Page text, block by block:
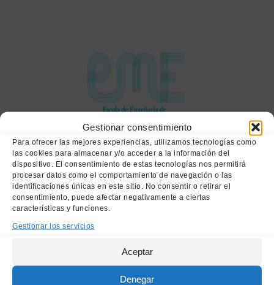
Gestionar consentimiento
Para ofrecer las mejores experiencias, utilizamos tecnologías como
las cookies para almacenar y/o acceder a la información del
dispositivo. El consentimiento de estas tecnologías nos permitirá
procesar datos como el comportamiento de navegación o las
identificaciones únicas en este sitio. No consentir o retirar el
consentimiento, puede afectar negativamente a ciertas
características y funciones.
Gestionar los servicios
Aceptar
Denegar
Vuelven los concursos
de la Escola de
Enxeñaría de Minas e
Enerxía